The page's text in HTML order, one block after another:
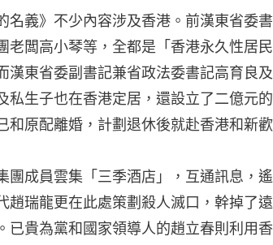
名義》不少內容涉及香港。前漢東省委
老闆高小琴等，全都是「香港永久性居
漢東省委副書記兼省政法委書記高育良
私生子也在香港定居，還設立了二億元
和原配離婚，計劃退休後就赴香港和新歡
團成員雲集「三季酒店」，互通訊息，
趙瑞龍更在此處策劃殺人滅口，幹掉了
已貴為黨和國家領導人的趙立春則利用